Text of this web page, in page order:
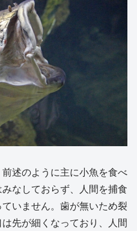
述のように主に小魚を食べ
なしておらず、人間を捕食
いません。歯が無いため裂
先が細くなっており、人間